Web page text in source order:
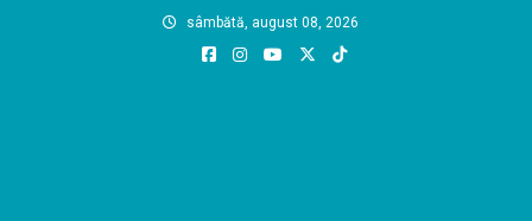
sâmbătă, august 08, 2026